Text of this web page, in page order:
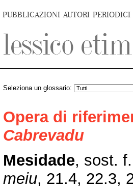
PUBBLICAZIONI AUTORI PERIODICI
Seleziona un glossario:
Opera di
Cabrevadu
Mesidade, sost.
meiu, 21.4, 22.3,